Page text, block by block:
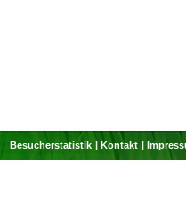
Besucherstatistik Kontakt